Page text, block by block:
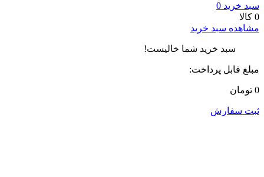
سبد خرید 0
0 کالا
مشاهده سبد خرید
سبد خرید شما خالیست!
مبلغ قابل پرداخت:
0 تومان
ثبت سفارش